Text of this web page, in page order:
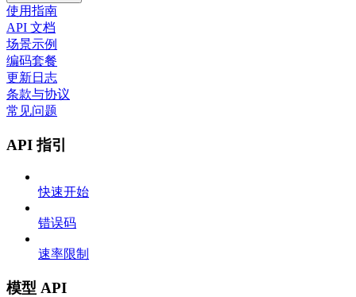
使用指南
API 文档
场景示例
编码套餐
更新日志
条款与协议
常见问题
API 指引
快速开始
错误码
速率限制
模型 API